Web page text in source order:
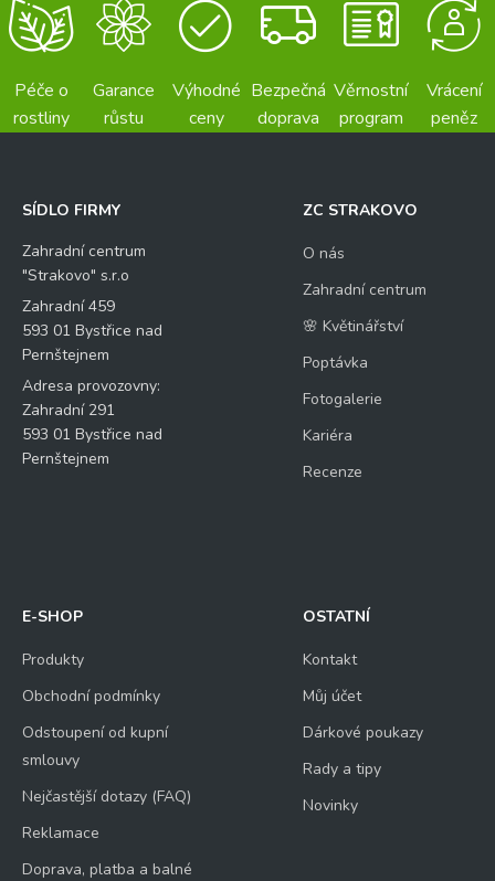
Péče o
rostliny
Garance
růstu
Výhodné
ceny
Bezpečná
doprava
Věrnostní
program
Vrácení
peněz
SÍDLO FIRMY
Zahradní centrum
"Strakovo" s.r.o
Zahradní 459
593 01 Bystřice nad
Pernštejnem
Adresa provozovny:
Zahradní 291
593 01 Bystřice nad
Pernštejnem
ZC STRAKOVO
O nás
Zahradní centrum
🌸 Květinářství
Poptávka
Fotogalerie
Kariéra
Recenze
E-SHOP
Produkty
Obchodní podmínky
Odstoupení od kupní
smlouvy
Nejčastější dotazy (FAQ)
Reklamace
Doprava, platba a balné
OSTATNÍ
Kontakt
Můj účet
Dárkové poukazy
Rady a tipy
Novinky